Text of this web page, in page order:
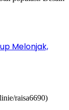
Melonjak,